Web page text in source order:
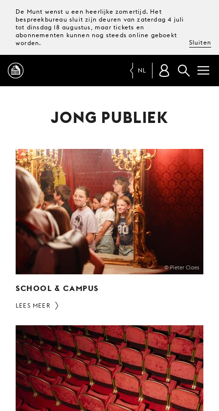
De Munt wenst u een heerlijke zomertijd. Het
bespreekbureau sluit zijn deuren van zaterdag 4 juli
tot dinsdag 18 augustus, maar tickets en
abonnementen kunnen nog steeds online geboekt
worden.
Sluiten
TICKETS &
ABONNEMENTEN
UW
BEZOEK
JONG
PUBLIEK
DE
MUNT
NL
JONG PUBLIEK
© Pieter Claes
SCHOOL & CAMPUS
LEES MEER